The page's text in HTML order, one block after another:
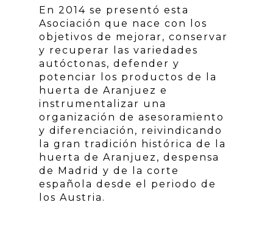
En 2014 se presentó esta
Asociación que nace con los
objetivos de mejorar, conservar
y recuperar las variedades
autóctonas, defender y
potenciar los productos de la
huerta de Aranjuez e
instrumentalizar una
organización de asesoramiento
y diferenciación, reivindicando
la gran tradición histórica de la
huerta de Aranjuez, despensa
de Madrid y de la corte
española desde el periodo de
los Austria.